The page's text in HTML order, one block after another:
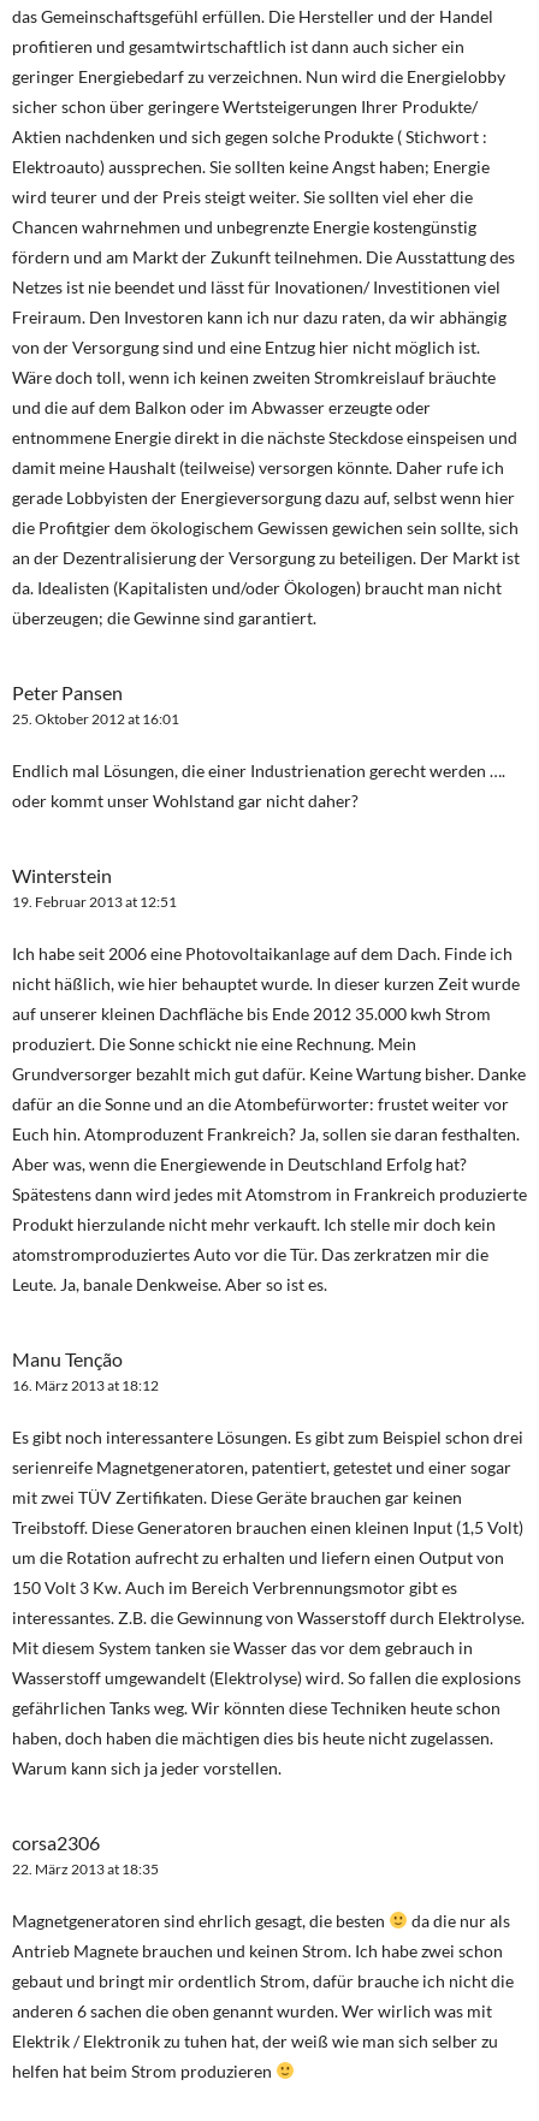
das Gemeinschaftsgefühl erfüllen. Die Hersteller und der Handel
profitieren und gesamtwirtschaftlich ist dann auch sicher ein
geringer Energiebedarf zu verzeichnen. Nun wird die Energielobby
sicher schon über geringere Wertsteigerungen Ihrer Produkte/
Aktien nachdenken und sich gegen solche Produkte ( Stichwort :
Elektroauto) aussprechen. Sie sollten keine Angst haben; Energie
wird teurer und der Preis steigt weiter. Sie sollten viel eher die
Chancen wahrnehmen und unbegrenzte Energie kostengünstig
fördern und am Markt der Zukunft teilnehmen. Die Ausstattung des
Netzes ist nie beendet und lässt für Inovationen/ Investitionen viel
Freiraum. Den Investoren kann ich nur dazu raten, da wir abhängig
von der Versorgung sind und eine Entzug hier nicht möglich ist.
Wäre doch toll, wenn ich keinen zweiten Stromkreislauf bräuchte
und die auf dem Balkon oder im Abwasser erzeugte oder
entnommene Energie direkt in die nächste Steckdose einspeisen und
damit meine Haushalt (teilweise) versorgen könnte. Daher rufe ich
gerade Lobbyisten der Energieversorgung dazu auf, selbst wenn hier
die Profitgier dem ökologischem Gewissen gewichen sein sollte, sich
an der Dezentralisierung der Versorgung zu beteiligen. Der Markt ist
da. Idealisten (Kapitalisten und/oder Ökologen) braucht man nicht
überzeugen; die Gewinne sind garantiert.
Peter Pansen
25. Oktober 2012 at 16:01
Endlich mal Lösungen, die einer Industrienation gerecht werden ….
oder kommt unser Wohlstand gar nicht daher?
Winterstein
19. Februar 2013 at 12:51
Ich habe seit 2006 eine Photovoltaikanlage auf dem Dach. Finde ich
nicht häßlich, wie hier behauptet wurde. In dieser kurzen Zeit wurde
auf unserer kleinen Dachfläche bis Ende 2012 35.000 kwh Strom
produziert. Die Sonne schickt nie eine Rechnung. Mein
Grundversorger bezahlt mich gut dafür. Keine Wartung bisher. Danke
dafür an die Sonne und an die Atombefürworter: frustet weiter vor
Euch hin. Atomproduzent Frankreich? Ja, sollen sie daran festhalten.
Aber was, wenn die Energiewende in Deutschland Erfolg hat?
Spätestens dann wird jedes mit Atomstrom in Frankreich produzierte
Produkt hierzulande nicht mehr verkauft. Ich stelle mir doch kein
atomstromproduziertes Auto vor die Tür. Das zerkratzen mir die
Leute. Ja, banale Denkweise. Aber so ist es.
Manu Tenção
16. März 2013 at 18:12
Es gibt noch interessantere Lösungen. Es gibt zum Beispiel schon drei
serienreife Magnetgeneratoren, patentiert, getestet und einer sogar
mit zwei TÜV Zertifikaten. Diese Geräte brauchen gar keinen
Treibstoff. Diese Generatoren brauchen einen kleinen Input (1,5 Volt)
um die Rotation aufrecht zu erhalten und liefern einen Output von
150 Volt 3 Kw. Auch im Bereich Verbrennungsmotor gibt es
interessantes. Z.B. die Gewinnung von Wasserstoff durch Elektrolyse.
Mit diesem System tanken sie Wasser das vor dem gebrauch in
Wasserstoff umgewandelt (Elektrolyse) wird. So fallen die explosions
gefährlichen Tanks weg. Wir könnten diese Techniken heute schon
haben, doch haben die mächtigen dies bis heute nicht zugelassen.
Warum kann sich ja jeder vorstellen.
corsa2306
22. März 2013 at 18:35
Magnetgeneratoren sind ehrlich gesagt, die besten
da die nur als
Antrieb Magnete brauchen und keinen Strom. Ich habe zwei schon
gebaut und bringt mir ordentlich Strom, dafür brauche ich nicht die
anderen 6 sachen die oben genannt wurden. Wer wirlich was mit
Elektrik / Elektronik zu tuhen hat, der weiß wie man sich selber zu
helfen hat beim Strom produzieren